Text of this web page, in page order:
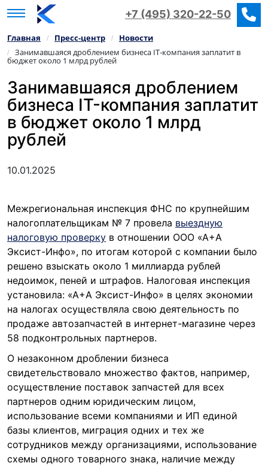
+7 (495) 320-22-50
Главная / Пресс‑центр / Новости
/ Занимавшаяся дроблением бизнеса IT-компания заплатит в
бюджет около 1 млрд рублей
Занимавшаяся дроблением
бизнеса IT-компания заплатит
в бюджет около 1 млрд
рублей
10.01.2025
Межрегиональная инспекция ФНС по крупнейшим
налогоплательщикам № 7 провела выездную
налоговую проверку в отношении ООО «А+А
Эксист-Инфо», по итогам которой с компании было
решено взыскать около 1 миллиарда рублей
недоимок, пеней и штрафов. Налоговая инспекция
установила: «А+А Эксист-Инфо» в целях экономии
на налогах осуществляла свою деятельность по
продаже автозапчастей в интернет-магазине через
58 подконтрольных партнеров.
О незаконном дроблении бизнеса
свидетельствовало множество фактов, например,
осуществление поставок запчастей для всех
партнеров одним юридическим лицом,
использование всеми компаниями и ИП единой
базы клиентов, миграция одних и тех же
сотрудников между организациями, использование
схемы одного товарного знака, наличие между